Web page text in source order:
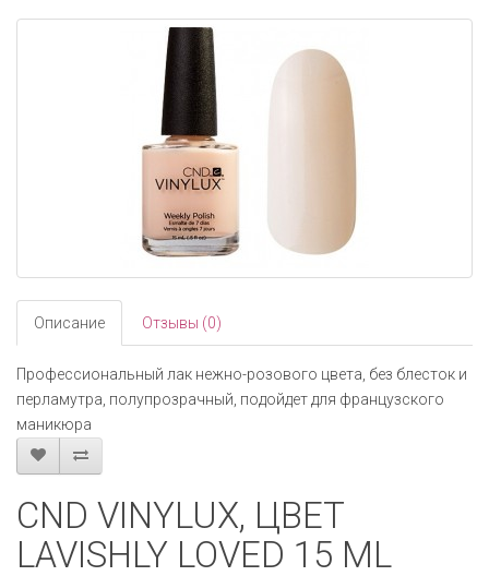
Описание Отзывы (0)
Профессиональный лак нежно-розового цвета, без блесток и
перламутра, полупрозрачный, подойдет для французского
маникюра
CND VINYLUX, ЦВЕТ
LAVISHLY LOVED 15 ML